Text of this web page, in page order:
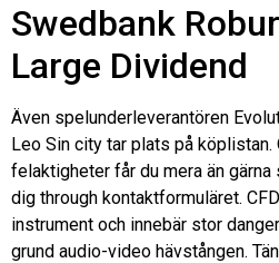
Swedbank
Large Dividend
Även spelunderleverantören
Leo Sin city tar plats på köplistan.
felaktigheter får du mera än
dig through kontaktformuläret.
instrument och innebär stor
grund audio-video hävstången.